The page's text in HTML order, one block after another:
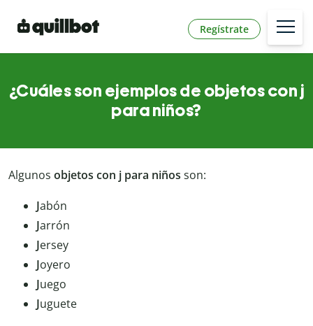
Regístrate
¿Cuáles son ejemplos de objetos con j
para niños?
Algunos objetos con j para niños son:
Jabón
Jarrón
Jersey
Joyero
Juego
Juguete